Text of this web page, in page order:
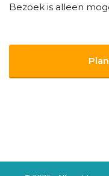
Bezoek is alleen